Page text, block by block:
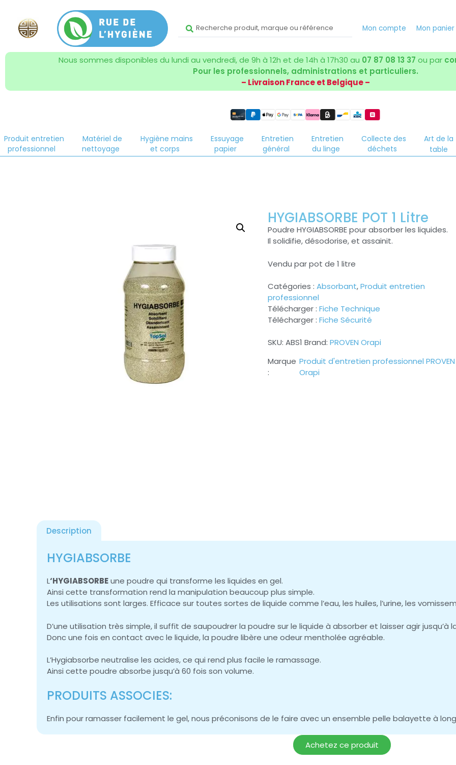
Mon compte Mon
Nous sommes disponibles du lundi au vendredi, de 9h à 12h et de 14h à 17h30 au 07 87 08 13 37 ou par
Pour les professionnels, administrations et particuliers.
– Livraison France et Belgique –
Produit entretien
professionnel
Matériel de
nettoyage
Hygiène mains
et corps
Essuyage
papier
Entretien
général
Entretien
du linge
Collecte des
déchets
Art de la
table
HYGIABSORBE POT 1 Litre
Poudre HYGIABSORBE pour absorber les liquides.
Il solidifie, désodorise, et assainit.
Vendu par pot de 1 litre
Catégories : Absorbant,Produit entretien
professionnel
Télécharger : Fiche Technique
Télécharger : Fiche Sécurité
SKU: ABS1 Brand: PROVEN Orapi
Produit d'entretien professionnel PROVEN
Orapi
Description
HYGIABSORBE
L‘HYGIABSORBEune poudre qui transforme les liquides en gel.
Ainsi cette transformation rend la manipulation beaucoup plus simple.
Les utilisations sont larges. Efficace sur toutes sortes de liquide comme l’eau, les huiles, l’urine, les
D’une utilisation très simple, il suffit de saupoudrer la poudre sur le liquide à absorber et laisser agir jusqu’à
Donc une fois en contact avec le liquide, la poudre libère une odeur mentholée agréable.
L’Hygiabsorbe neutralise les acides, ce qui rend plus facile le ramassage.
Ainsi cette poudre absorbe jusqu’à 60 fois son volume.
PRODUITS ASSOCIES:
Enfin pour ramasser facilement le gel, nous préconisons de le faire avec un ensemble pelle balayette à
Achetez ce produit